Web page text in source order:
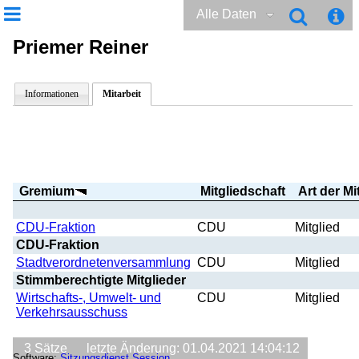
Alle Daten
Priemer Reiner
Informationen Mitarbeit
Gremium Mitgliedschaft Art der
CDU-Fraktion CDU
Mitglied
CDU-Fraktion
Stadtverordnetenversammlung CDU
Mitglied
Stimmberechtigte Mitglieder
Wirtschafts-, Umwelt- und
Verkehrsausschuss
CDU Mitglied
3 Sätze
letzte Änderung: 01.04.2021 14:04:12